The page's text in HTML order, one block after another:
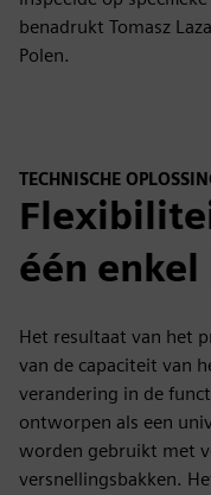
benadrukt Tomasz
Polen.
TECHNISCHE
één
Het resultaat van het
van de capaciteit van
verandering in de
ontworpen als een
worden gebruikt met
versnellingsbakken.